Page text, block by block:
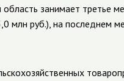
область занимает третье
млн руб.), на последнем